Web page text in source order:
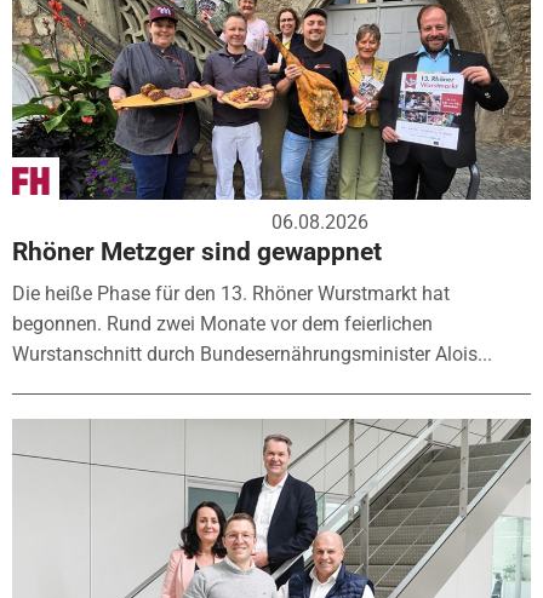
06.08.2026
Rhöner Metzger sind gewappnet
Die heiße Phase für den 13. Rhöner Wurstmarkt hat
begonnen. Rund zwei Monate vor dem feierlichen
Wurstanschnitt durch Bundesernährungsminister Alois...